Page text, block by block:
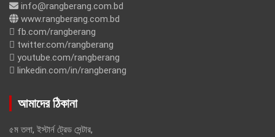
info@rangberang.com.bd
www.rangberang.com.bd
fb.com/rangberang
twitter.com/rangberang
youtube.com/rangberang
linkedin.com/in/rangberang
আমাদের ঠিকানা
৫ম তলা, ইস্টার্ন ট্রেড সেন্টার,